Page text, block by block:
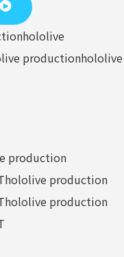
hololive
productionhololive
production
hololive production
hololive production